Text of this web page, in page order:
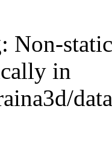
Non-
in